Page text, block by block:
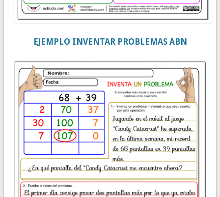
EJEMPLO INVENTAR PROBLEMAS ABN